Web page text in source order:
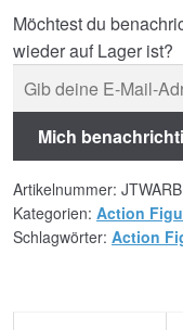
Möchtest du
wieder auf Lager ist?
Mich
Artikelnummer:
Kategorien: Action
Schlagwörter: Action